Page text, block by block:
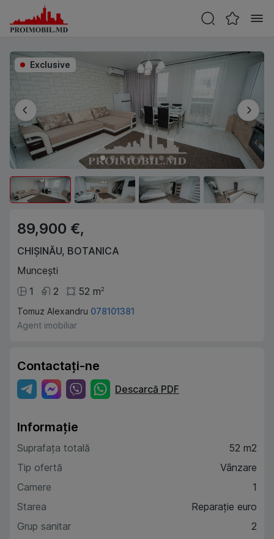
Exclusive
89,900 €,
CHIȘINĂU, BOTANICA
Muncești
1
2 52 m2
Tomuz Alexandru 078101381
Agent imobiliar
Contactați-ne
Descarcă PDF
Informație
Suprafața totală
52 m2
Tip ofertă
Vânzare
Camere
1
Starea
Reparație euro
Grup sanitar
2